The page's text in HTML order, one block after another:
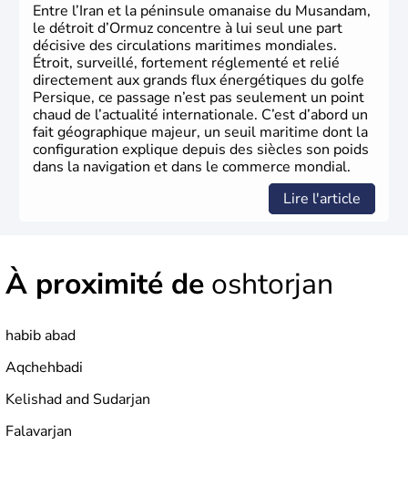
Entre l’Iran et la péninsule omanaise du Musandam,
le détroit d’Ormuz concentre à lui seul une part
décisive des circulations maritimes mondiales.
Étroit, surveillé, fortement réglementé et relié
directement aux grands flux énergétiques du golfe
Persique, ce passage n’est pas seulement un point
chaud de l’actualité internationale. C’est d’abord un
fait géographique majeur, un seuil maritime dont la
configuration explique depuis des siècles son poids
dans la navigation et dans le commerce mondial.
Lire l'article
À proximité de oshtorjan
habib abad
Aqchehbadi
Kelishad and Sudarjan
Falavarjan